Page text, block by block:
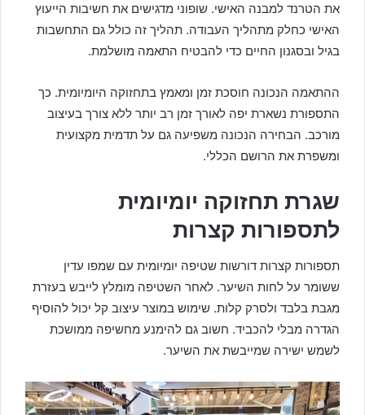
את הטרנד למבנה האישי. שופוני מדגישים את חשיבות הייעוץ
האישי כחלק מתהליך העבודה. תהליך זה כולל גם התחשבות
בגיל ובסגנון החיים כדי להבטיח התאמה מושלמת.
ההתאמה הנכונה חוסכת זמן ומאמץ בתחזוקה היומיומית. כך
התספורת נשארת יפה לאורך זמן רב יותר ללא צורך בעיצוב
מורכב. הבחירה הנכונה משפיעה גם על תדמית מקצועית
ומשפרת את הרושם הכללי.
שגרת תחזוקה יומיומית
לתספורות קצרות
תספורות קצרות דורשות שטיפה יומיומית עם שמפו עדין
ששומר על לחות השיער. לאחר השטיפה מומלץ לייבש בעזרת
מגבת בלבד ולסרק קלות. שימוש במוצר עיצוב קל יכול להוסיף
הגדרה מבלי להכביד. חשוב גם להימנע מחשיפה ממושכת
לשמש ישירה שמייבשת את השיער.